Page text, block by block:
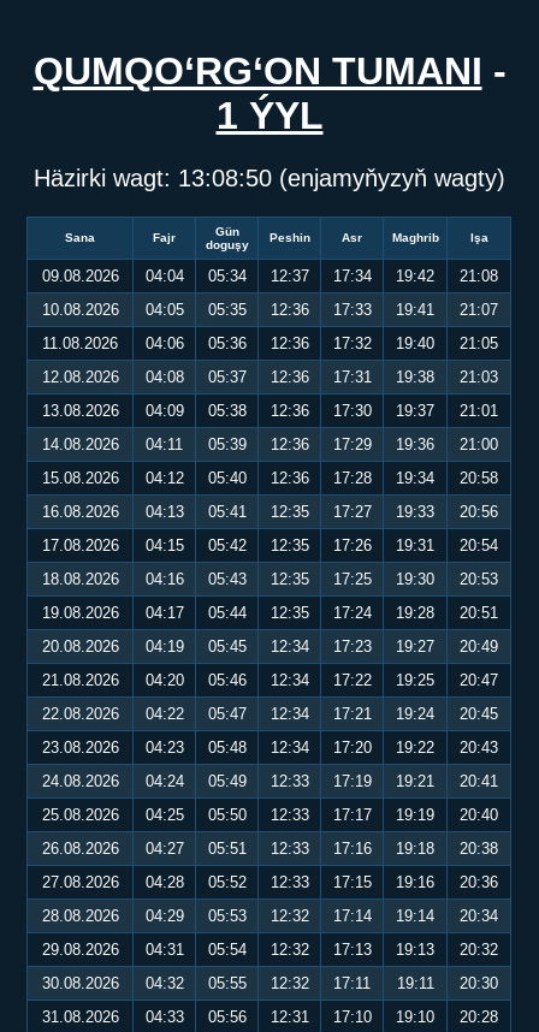
QUMQO‘RG‘ON TUMANI -
1 ÝYL
Häzirki wagt: 13:08:51 (enjamyňyzyň wagty)
Sana Fajr
Gün
doguşy
Peshin Asr Maghrib Işa
09.08.2026 04:04 05:34 12:37 17:34 19:42
21:08
10.08.2026
04:05 05:35 12:36 17:33 19:41
21:07
11.08.2026
04:06 05:36 12:36 17:32 19:40
21:05
12.08.2026
04:08 05:37 12:36 17:31 19:38
21:03
13.08.2026
04:09 05:38 12:36 17:30 19:37
21:01
14.08.2026
04:11 05:39 12:36 17:29 19:36
21:00
15.08.2026
04:12 05:40 12:36 17:28 19:34
20:58
16.08.2026
04:13 05:41 12:35 17:27 19:33
20:56
17.08.2026
04:15 05:42 12:35 17:26 19:31
20:54
18.08.2026
04:16 05:43 12:35 17:25 19:30
20:53
19.08.2026
04:17 05:44 12:35 17:24 19:28
20:51
20.08.2026
04:19 05:45 12:34 17:23 19:27
20:49
21.08.2026
04:20 05:46 12:34 17:22 19:25
20:47
22.08.2026
04:22 05:47 12:34 17:21 19:24
20:45
23.08.2026
04:23 05:48 12:34 17:20 19:22
20:43
24.08.2026
04:24 05:49 12:33 17:19 19:21
20:41
25.08.2026
04:25 05:50 12:33 17:17 19:19
20:40
26.08.2026
04:27 05:51 12:33 17:16 19:18
20:38
27.08.2026
04:28 05:52 12:33 17:15 19:16
20:36
28.08.2026
04:29 05:53 12:32 17:14 19:14
20:34
29.08.2026
04:31 05:54 12:32 17:13 19:13
20:32
30.08.2026
04:32 05:55 12:32 17:11 19:11
20:30
31.08.2026
04:33 05:56 12:31 17:10 19:10
20:28